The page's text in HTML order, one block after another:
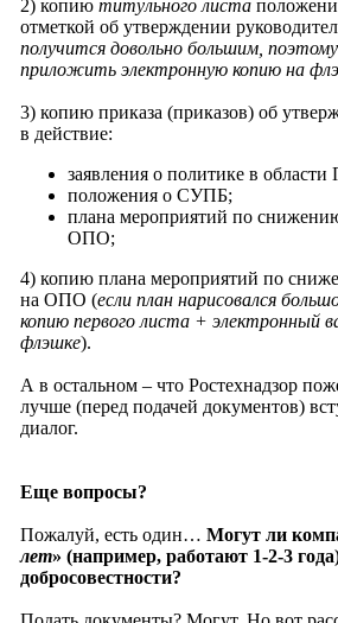
2) копию титульного листа
отметкой об утверждении
получится довольно большим,
приложить электронную копию на
3) копию приказа (приказов) об
в действие:
заявления о политике в области
положения о СУПБ;
плана мероприятий по
ОПО;
4) копию плана мероприятий по
на ОПО (если план нарисовался
копию первого листа + электронный
флэшке).
А в остальном – что Ростехнадзор
лучше (перед подачей документов)
диалог.
Еще вопросы?
Пожалуй, есть один… Могут ли
лет» (например, работают 1-2-3
добросовестности?